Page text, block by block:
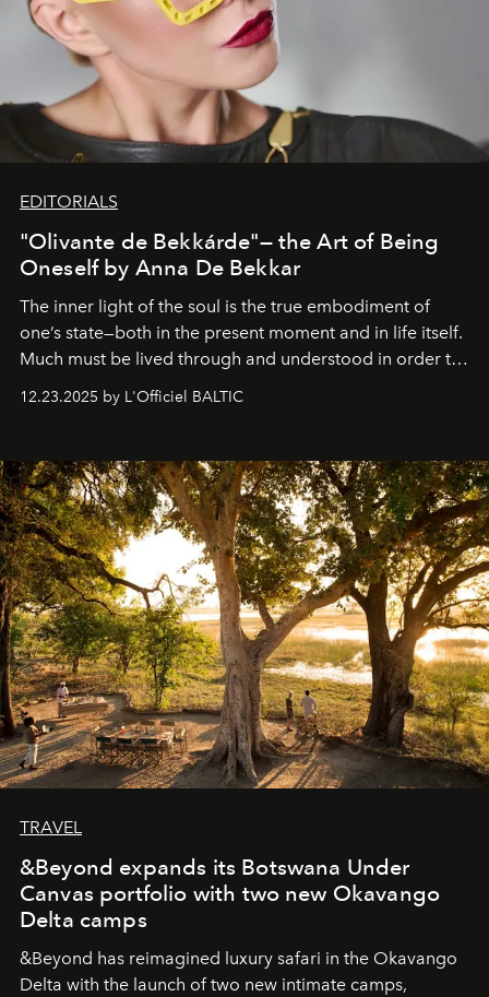
EDITORIALS
"Olivante de Bekkárde"— the Art of Being
Oneself by Anna De Bekkar
The inner light of the soul is the true embodiment of
one’s state—both in the present moment and in life itself.
Much must be lived through and understood in order to
preserve that crystal clarity of awareness, which not
everyone sees at once, not everyone understands
away. Time is essential, for beneath countless irresistible
masks, something truly beautiful hides modestly, without
seeking attention. To perceive the real essence, one
needs the art of reinterpretation. We have named this
look "Olivante".
12.23.2025 by L'Officiel BALTIC
TRAVEL
&Beyond expands its Botswana Under
Canvas portfolio with two new Okavango
Delta camps
&Beyond has reimagined luxury safari in the Okavango
Delta with the launch of two new intimate camps,